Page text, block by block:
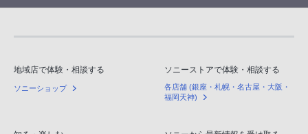
地域店で体験・相談する
ソニーショップ
ソニーストアで体験・相談する
各店舗 (銀座・札幌・名古屋・大阪・
福岡天神)